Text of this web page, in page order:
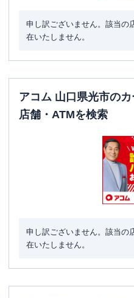
申し訳ございません。該当の
在いたしません。
アコム 山口県光市の
店舗・ATMを検索
申し訳ございません。該当の
在いたしません。